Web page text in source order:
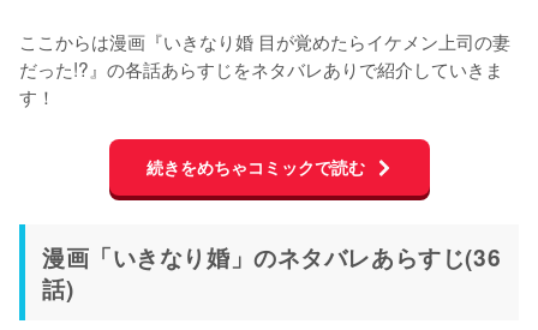
ここからは漫画『いきなり婚 目が覚めたらイケメン上司の妻
だった!?』の各話あらすじをネタバレありで紹介していきま
す！
続きをめちゃコミックで読む
漫画「いきなり婚」のネタバレあらすじ(36
話)